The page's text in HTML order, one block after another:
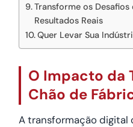
Transforme os Desafios
Resultados Reais
Quer Levar Sua
O Impacto da
Chão de
A transformação digital